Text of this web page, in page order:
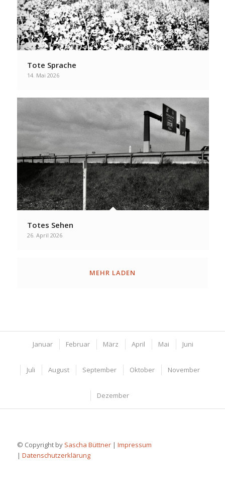
Tote Sprache
14. Mai 2026
Totes Sehen
26. April 2026
MEHR LADEN
Januar Februar März April Mai Juni
Juli August September Oktober November
Dezember
© Copyright by Sascha Büttner| Impressum
| Datenschutzerklärung